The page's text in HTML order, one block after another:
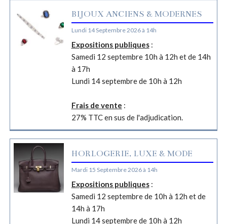
BIJOUX ANCIENS & MODERNES
Lundi 14 Septembre 2026 à 14h
Expositions publiques:
Samedi 12 septembre 10h à 12h et de 14h
à 17h
Lundi 14 septembre de 10h à 12h
Frais de vente :
27% TTC en sus de l'adjudication.
HORLOGERIE, LUXE & MODE
Mardi 15 Septembre 2026 à 14h
Expositions publiques:
Samedi 12 septembre de 10h à 12h et de
14h à 17h
Lundi 14 septembre de 10h à 12h